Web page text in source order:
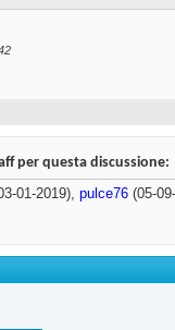
per questa discussione:
01-2019), pulce76 (05-